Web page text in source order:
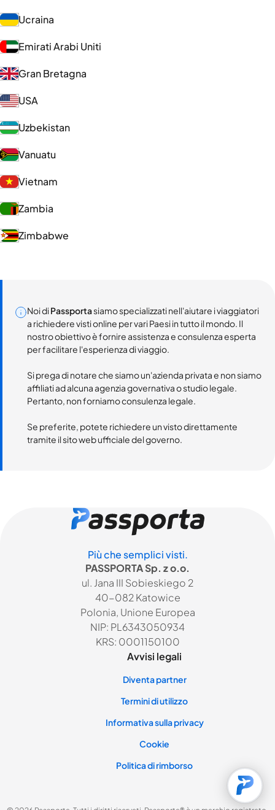
Ucraina
Emirati Arabi Uniti
Gran Bretagna
USA
Uzbekistan
Vanuatu
Vietnam
Zambia
Zimbabwe
Noi diPassportasiamo specializzati nell'aiutare i viaggiatori
a richiedere visti online per vari Paesi in tutto il mondo. Il
nostro obiettivo è fornire assistenza e consulenza esperta
per facilitare l'esperienza di viaggio.
Si prega di notare che siamo un'azienda privata e non siamo
affiliati ad alcuna agenzia governativa o studio legale.
Pertanto, non forniamo consulenza legale.
Se preferite, potete richiedere un visto direttamente
tramite il sito web ufficiale del governo.
Più che semplici visti.
PASSPORTA Sp. z o.o.
ul. Jana III Sobieskiego 2
40-082 Katowice
Polonia, Unione Europea
NIP: PL6343050934
KRS: 0001150100
Avvisi legali
Diventa partner
Termini di utilizzo
Informativa sulla privacy
Cookie
Politica di rimborso